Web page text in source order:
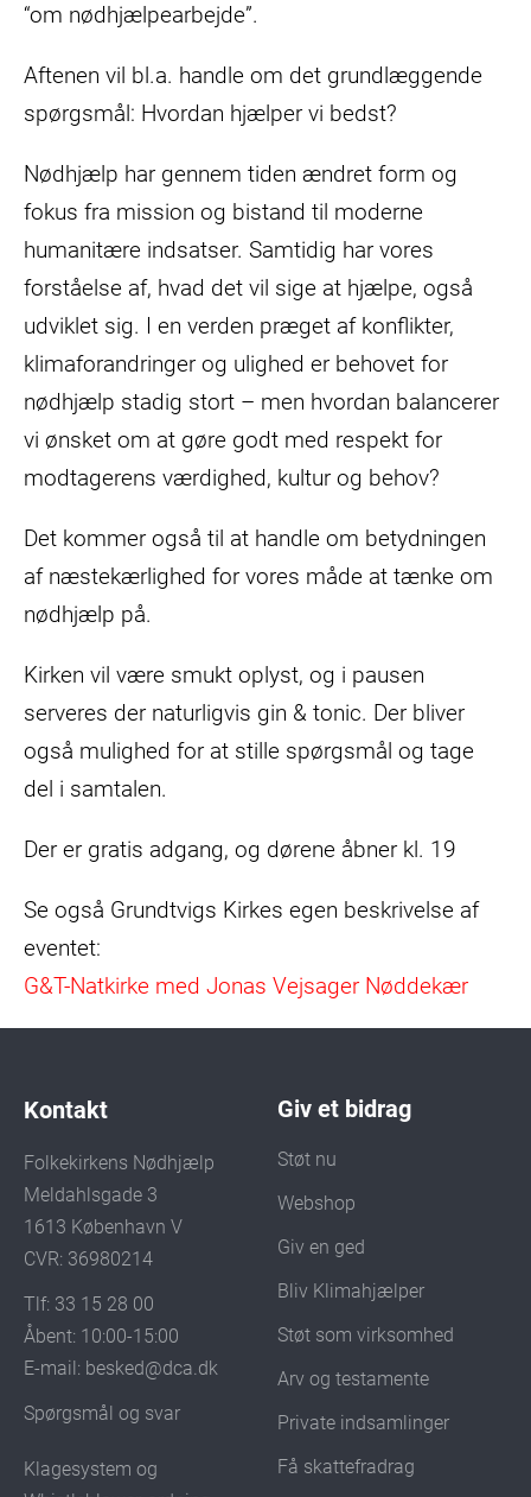
“om nødhjælpearbejde”.
Aftenen vil bl.a. handle om det grundlæggende
spørgsmål: Hvordan hjælper vi bedst?
Nødhjælp har gennem tiden ændret form og
fokus fra mission og bistand til moderne
humanitære indsatser. Samtidig har vores
forståelse af, hvad det vil sige at hjælpe, også
udviklet sig. I en verden præget af konflikter,
klimaforandringer og ulighed er behovet for
nødhjælp stadig stort – men hvordan balancerer
vi ønsket om at gøre godt med respekt for
modtagerens værdighed, kultur og behov?
Det kommer også til at handle om betydningen
af næstekærlighed for vores måde at tænke om
nødhjælp på.
Kirken vil være smukt oplyst, og i pausen
serveres der naturligvis gin & tonic. Der bliver
også mulighed for at stille spørgsmål og tage
del i samtalen.
Der er gratis adgang, og dørene åbner kl. 19
Se også Grundtvigs Kirkes egen beskrivelse af
eventet:
G&T-Natkirke med Jonas Vejsager Nøddekær
Kontakt
Folkekirkens Nødhjælp
Meldahlsgade 3
1613 København V
CVR: 36980214
Tlf: 33 15 28 00
Åbent: 10:00-15:00
E-mail: besked@dca.dk
Spørgsmål og svar
Klagesystem og
Giv et bidrag
Støt nu
Webshop
Giv en ged
Bliv Klimahjælper
Støt som virksomhed
Arv og testamente
Private indsamlinger
Få skattefradrag